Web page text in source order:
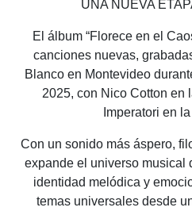
UNA NUEVA
El álbum “Florece en el
canciones nuevas,
Blanco en Montevideo
2025, con Nico Cotton en
Imperatori en
Con un sonido más áspero,
expande el universo musical
identidad melódica y
temas universales desde